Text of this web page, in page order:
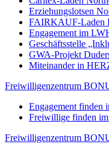
Erziehungslotsen
FAIRKAUF-Laden
Engagement im
Geschäftsstelle
GWA-Projekt
Miteinander in
Freiwilligenzentrum
Engagement finden
Freiwillige finden
Freiwilligenzentrum